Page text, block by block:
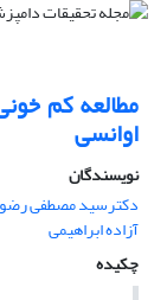
مطالعه کم
اوانسی
نویسندگان
دکترسید مصطفی
آزاده ابراهیمی
چکیده